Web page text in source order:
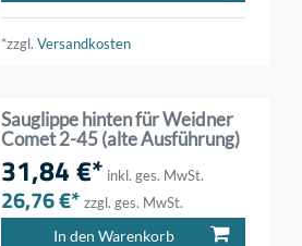
*zzgl.Versandkosten
Sauglippe hinten für Weidner
Comet 2-45 (alte Ausführung)
31,84 €* inkl. ges. MwSt.
26,76 €* zzgl. ges. MwSt.
In den Warenkorb